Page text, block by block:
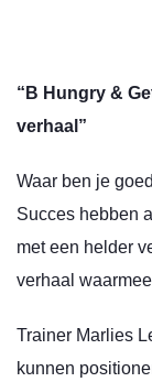
“B Hungry &
verhaal”
Waar ben je
Succes hebben
met een helder
verhaal
Trainer Marlies
kunnen